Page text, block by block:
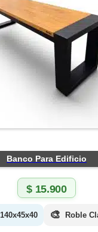
Banco Para Edificio
$15.900
140x45x40 🎨 Roble